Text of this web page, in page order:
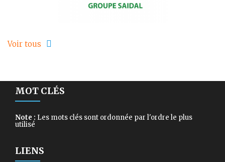
Voir tous
MOT CLÉS
Note : Les mots clés sont ordonnée par l'ordre le plus
utilisé
LIENS